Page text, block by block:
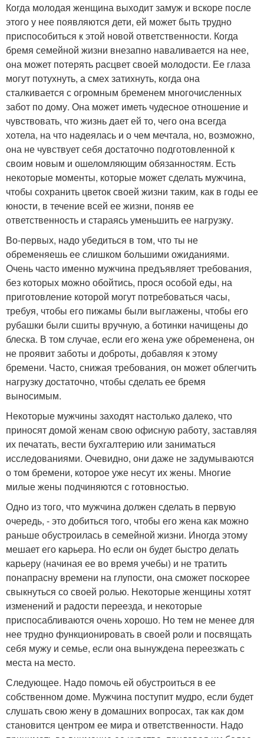
Когда молодая женщина выходит замуж и вскоре после
этого у нее появляются дети, ей может быть трудно
приспособиться к этой новой ответственности. Когда
бремя семейной жизни внезапно наваливается на нее,
она может потерять расцвет своей молодости. Ее глаза
могут потухнуть, а смех затихнуть, когда она
сталкивается с огромным бременем многочисленных
забот по дому. Она может иметь чудесное отношение и
чувствовать, что жизнь дает ей то, чего она всегда
хотела, на что надеялась и о чем мечтала, но, возможно,
она не чувствует себя достаточно подготовленной к
своим новым и ошеломляющим обязанностям. Есть
некоторые моменты, которые может сделать мужчина,
чтобы сохранить цветок своей жизни таким, как в годы ее
юности, в течение всей ее жизни, поняв ее
ответственность и стараясь уменьшить ее нагрузку.
Во-первых, надо убедиться в том, что ты не
обременяешь ее слишком большими ожиданиями.
Очень часто именно мужчина предъявляет требования,
без которых можно обойтись, прося особой еды, на
приготовление которой могут потребоваться часы,
требуя, чтобы его пижамы были выглажены, чтобы его
рубашки были сшиты вручную, а ботинки начищены до
блеска. В том случае, если его жена уже обременена, он
не проявит заботы и доброты, добавляя к этому
бремени. Часто, снижая требования, он может облегчить
нагрузку достаточно, чтобы сделать ее бремя
выносимым.
Некоторые мужчины заходят настолько далеко, что
приносят домой женам свою офисную работу, заставляя
их печатать, вести бухгалтерию или заниматься
исследованиями. Очевидно, они даже не задумываются
о том бремени, которое уже несут их жены. Многие
милые жены подчиняются с готовностью.
Одно из того, что мужчина должен сделать в первую
очередь, - это добиться того, чтобы его жена как можно
раньше обустроилась в семейной жизни. Иногда этому
мешает его карьера. Но если он будет быстро делать
карьеру (начиная ее во время учебы) и не тратить
понапрасну времени на глупости, она сможет поскорее
свыкнуться со своей ролью. Некоторые женщины хотят
изменений и радости переезда, и некоторые
приспосабливаются очень хорошо. Но тем не менее для
нее трудно функционировать в своей роли и посвящать
себя мужу и семье, если она вынуждена переезжать с
места на место.
Следующее. Надо помочь ей обустроиться в ее
собственном доме. Мужчина поступит мудро, если будет
слушать свою жену в домашних вопросах, так как дом
становится центром ее мира и ответственности. Надо